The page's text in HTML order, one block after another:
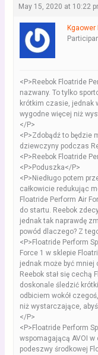
May 15, 2020 at 10:22
<P>Reebok Floatride
nazwany. To tylko
krótkim czasie, jednak
wygodne więcej niż
</P>
<P>Zdobądź to będzie
dziewczyny podczas
<P>Reebok Floatride
<P>Poduszka</P>
<P>Niedługo potem
całkowicie redukując
Floatride Perform Air
do startu. Reebok
jednak tak naprawdę
powód dlaczego? Z
<P>Floatride Perform
Force 1 w sklepie
jednak może być mniej
Reebok stał się cechą
doskonale śledzić
odbiciem wokół
niż wystarczające,
</P>
<P>Floatride Perform
wspomagającą AVOI
podeszwy środkowej